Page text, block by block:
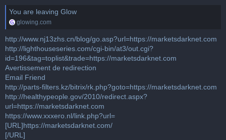
You are leaving Glow
glowing.com
http://www.nj13zhs.cn/blog/go.asp?url=https://marketsdarknet.com
http://lighthouseseries.com/cgi-bin/at3/out.cgi?
id=196&tag=toplist&trade=https://marketsdarknet.com
Avertissement de redirection
Email Friend
http://parts-filters.kz/bitrix/rk.php?goto=https://marketsdarknet.com
http://healthypeople.gov/2010/redirect.aspx?
url=https://marketsdarknet.com
https://www.xxxero.nl/link.php?url=
[URL]https://marketsdarknet.com/
[/URL]